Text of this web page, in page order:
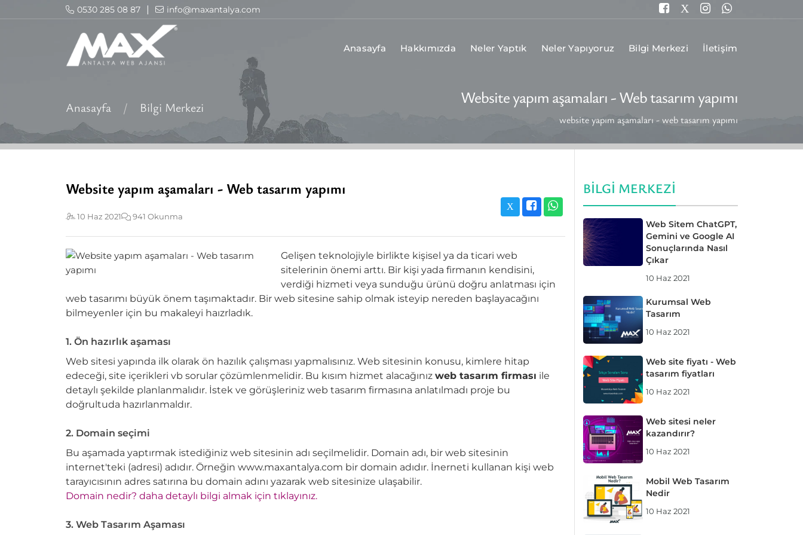
0530 285 08 87 | info@maxantalya.com  X  
Anasayfa Hakkımızda Neler Yaptık Neler Yapıyoruz Bilgi Merkezi İletişim
Anasayfa / Bilgi Merkezi Website yapım aşamaları - Web tasarım yapımı
website yapım aşamaları - web tasarım yapımı
Website yapım aşamaları - Web tasarım yapımı
10 Haz 2021 941 Okunma
 
Gelişen teknolojiyle birlikte kişisel ya da ticari web
sitelerinin önemi arttı. Bir kişi yada firmanın kendisini,
verdiği hizmeti veya sunduğu ürünü doğru anlatması için
web tasarımı büyük önem taşımaktadır. Bir web sitesine sahip olmak isteyip nereden başlayacağını
bilmeyenler için bu makaleyi haızrladık.
1. Ön hazırlık aşaması
Web sitesi yapında ilk olarak ön hazılık çalışması yapmalısınız. Web sitesinin konusu, kimlere hitap
edeceği, site içerikleri vb sorular çözümlenmelidir. Bu kısım hizmet alacağınız web tasarım firması ile
detaylı şekilde planlanmalıdır. İstek ve görüşleriniz web tasarım firmasına anlatılmadı proje bu
doğrultuda hazırlanmaldır.
2. Domain seçimi
Bu aşamada yaptırmak istediğiniz web sitesinin adı seçilmelidir. Domain adı, bir web sitesinin
internet'teki (adresi) adıdır. Örneğin www.maxantalya.com bir domain adıdır. İnerneti kullanan kişi web
tarayıcısının adres satırına bu domain adını yazarak web sitesinize ulaşabilir.
Domain nedir? daha detaylı bilgi almak için tıklayınız.
3. Web Tasarım Aşaması
BILGI MERKEZI
Web Sitem ChatGPT,
Gemini ve Google AI
Sonuçlarında Nasıl
Çıkar
10 Haz 2021
Kurumsal Web
Tasarım
10 Haz 2021
Web site fiyatı - Web
tasarım fiyatları
10 Haz 2021
Web sitesi neler
kazandırır?
10 Haz 2021
Mobil Web Tasarım
Nedir
10 Haz 2021